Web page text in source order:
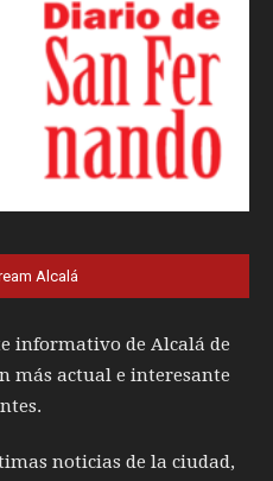
Alcalá
informativo de Alcalá de
más actual e interesante
noticias de la ciudad,